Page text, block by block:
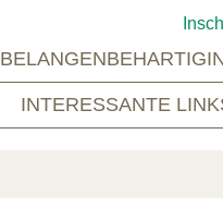
INTERESSANTE